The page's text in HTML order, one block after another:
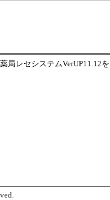
局レセシステムVerUP11.12